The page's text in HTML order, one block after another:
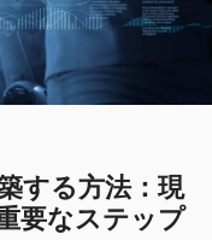
する方法：現
要なステップ